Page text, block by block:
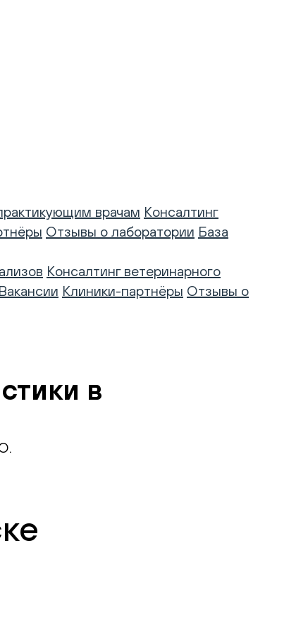
врачам Консалтинг
Отзывы о лаборатории База
Консалтинг ветеринарного
Вакансии Клиники-партнёры Отзывы о
в